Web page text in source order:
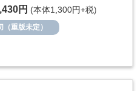
円 (本体1,300円+税)
（重版未定）